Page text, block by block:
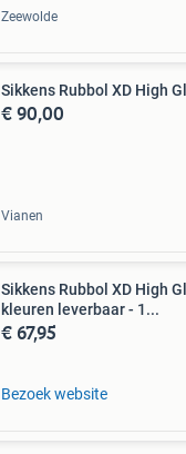
Zeewolde
Sikkens Rubbol XD High
€ 90,00
Vianen
Sikkens Rubbol XD High
kleuren leverbaar - 1...
€ 67,95
Bezoek website